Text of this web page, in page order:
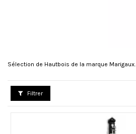
Sélection de Hautbois de la marque Marigaux.
Filtrer